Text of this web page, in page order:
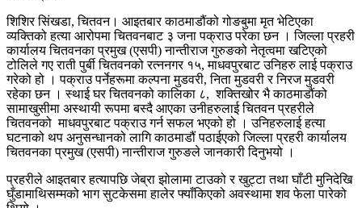
शिशिर सिंखडा, चितवन। आइतबार काठमाडौंको गोङबुमा मृत भेटिएका
व्यक्तिको हत्या आरोपमा चितवनबाट ३ जना पक्राउ परेका छन । जिल्ला प्रहरी
कार्यालय चितवनका प्रमुख (एसपी) नान्तीराज गुरुङको नेतृत्वमा खटिएको
टोलिले गए राती पुर्बी चितवनको रत्ननगर १५, माधवपुरबाट उनिहरु लाई पक्राउ
गरेको हो । पक्राउ पर्नेहरूमा कल्पना मुडवरी, निता मुडवरी र निरज मुडवरी
रहेका छन । स्थाई घर चितवनको कालिका ८, शक्तिखोर भै काठमाडौंको
सामाखुसीमा अस्थायी रूपमा बस्दै आएका उनीहरुलाई चितवन प्रहरीले
चितवनको माधवपुरबाट पक्राउ गर्न सफल भएको हो । उनिहरुलाई हत्या
घटनाको थप अनुसन्धानको लागि काठमाडौं पठाईएको जिल्ला प्रहरी कार्यालय
चितवनका प्रमुख (एसपी) नान्तीराज गुरुङले जानकारी दिनुभयो ।
प्रहरीले आइतबार हत्यापछि जेब्रा झोलामा टाउको र खुट्टा तथा घाँटी मुनिदेखि
घुँडामाथिसम्मको भाग सुटकेसमा हालेर फ्याँकिएको अवस्थामा शव फेला पारेको